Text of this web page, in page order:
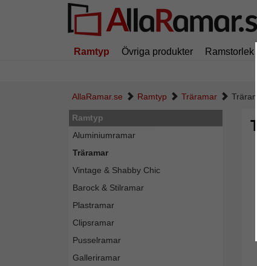
Ramtyp Övriga produkter Ramstorlek
AllaRamar.se Ramtyp Träramar
Ramtyp
Aluminiumramar
Träramar
Vintage & Shabby Chic
Barock & Stilramar
Plastramar
Clipsramar
Pusselramar
Galleriramar